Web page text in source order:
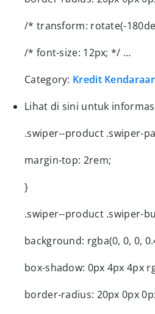
/* transform: rotate(-
/* font-size: 12px; */ …
Category: Kredit
Lihat di sini untuk
.swiper--product .swiper-
margin-top: 2rem;
}
.swiper--product .swiper-
background: rgba(0, 0, 0,
box-shadow: 0px 4px 4px
border-radius: 20px 0px